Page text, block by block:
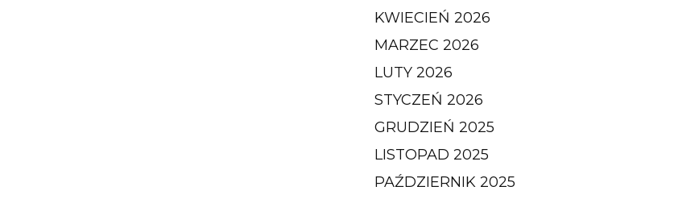
KWIECIEŃ 2026
MARZEC 2026
LUTY 2026
STYCZEŃ 2026
GRUDZIEŃ 2025
LISTOPAD 2025
PAŹDZIERNIK 2025